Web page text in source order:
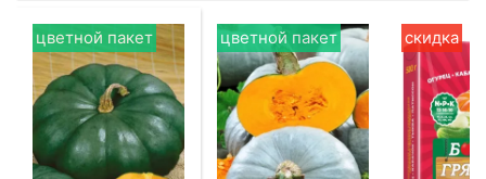
цветной пакет цветной пакет скидка